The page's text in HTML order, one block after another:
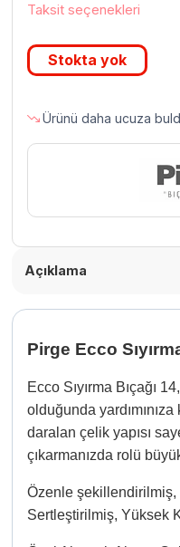
Taksit seçenekleri
Stokta yok
Ürünü daha ucuza
Açıklama
Pirge Ecco
Ecco Sıyırma Bıçağı
olduğunda
daralan çelik yapısı
çıkarmanızda rolü
Özenle şekillendirilmiş,
Sertleştirilmiş, Yüksek